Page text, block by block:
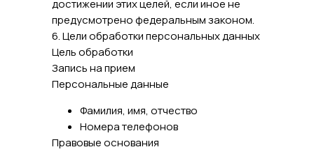
достижении этих целей, если иное не
предусмотрено федеральным законом.
6. Цели обработки персональных данных
Цель обработки
Запись на прием
Персональные данные
Фамилия, имя, отчество
Номера телефонов
Правовые основания